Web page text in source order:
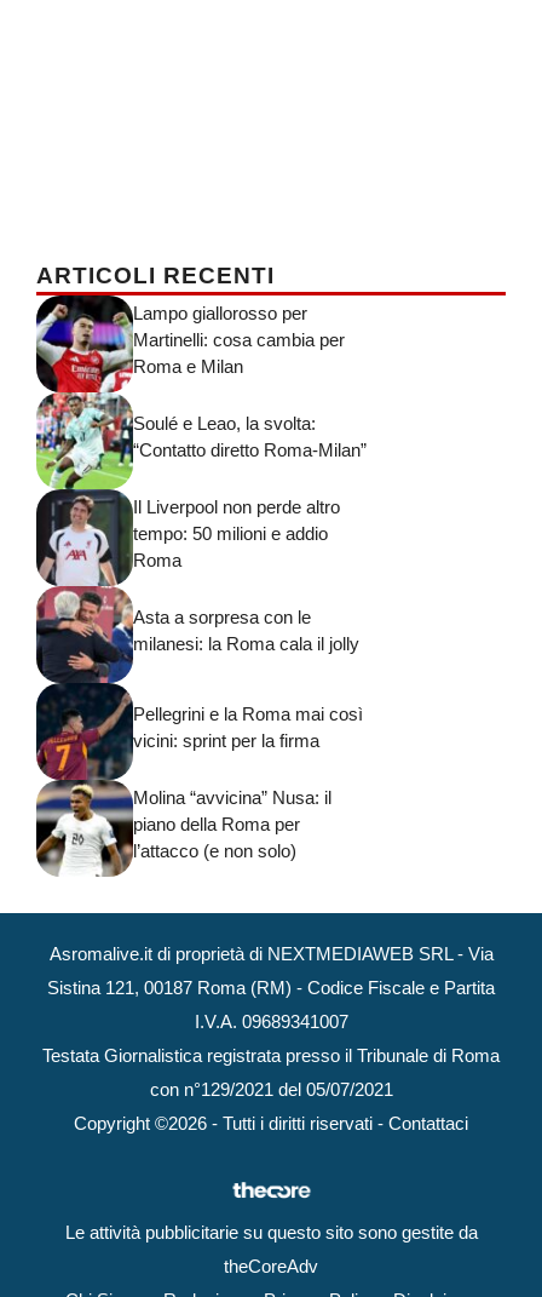
ARTICOLI RECENTI
Lampo giallorosso per
Martinelli: cosa cambia per
Roma e Milan
Soulé e Leao, la svolta:
“Contatto diretto Roma-Milan”
Il Liverpool non perde altro
tempo: 50 milioni e addio
Roma
Asta a sorpresa con le
milanesi: la Roma cala il jolly
Pellegrini e la Roma mai così
vicini: sprint per la firma
Molina “avvicina” Nusa: il
piano della Roma per
l’attacco (e non solo)
Asromalive.it di proprietà di NEXTMEDIAWEB SRL - Via
Sistina 121, 00187 Roma (RM) - Codice Fiscale e Partita
I.V.A. 09689341007
Testata Giornalistica registrata presso il Tribunale di Roma
con n°129/2021 del 05/07/2021
Copyright ©2026 - Tutti i diritti riservati - Contattaci
Le attività pubblicitarie su questo sito sono gestite da
theCoreAdv